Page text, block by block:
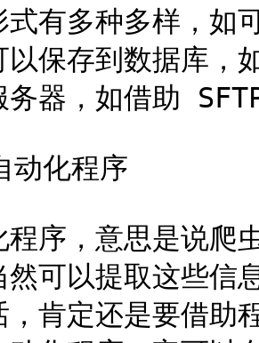
式有多种多样，
以保存到数据库
务器，如借助
化程序
程序，意思是说爬
然可以提取这些信
，肯定还是要借助